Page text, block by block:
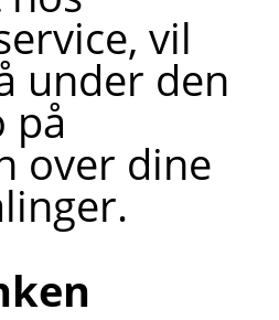
vil
under den
på
over dine